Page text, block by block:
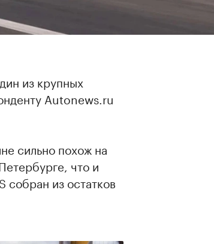
из крупных
Autonews.ru
сильно похож на
что и
собран из остатков